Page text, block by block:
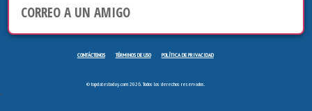
CORREO A UN AMIGO
CONTÁCTENOS TÉRMINOS DE USO POLÍTICA DE PRIVACIDAD
© topdatestoday.com 2026. Todos los derechos reservados.
<